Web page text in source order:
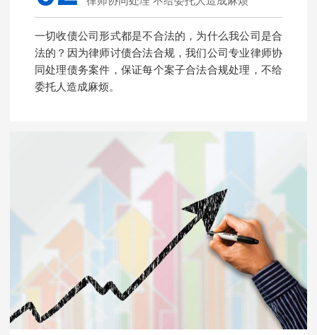
一切收债公司形式都是不合法的，为什么我公司是合
法的？因为律师讨债合法合规，我们公司专业律师协
同处理债务案件，保证每个案子合法合规处理，不给
委托人造成麻烦。